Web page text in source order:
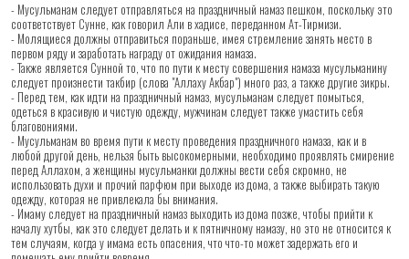
- Мусульманам следует отправляться на праздничный намаз пешком, поскольку это
соответствует Сунне, как говорил Али в хадисе, переданном Ат-Тирмизи.
- Молящиеся должны отправиться пораньше, имея стремление занять место в
первом ряду и заработать награду от ожидания намаза.
- Также является Сунной то, что по пути к месту совершения намаза мусульманину
следует произнести такбир (слова "Аллаху Акбар") много раз, а также другие зикры.
- Перед тем, как идти на праздничный намаз, мусульманам следует помыться,
одеться в красивую и чистую одежду, мужчинам следует также умастить себя
благовониями.
- Мусульманам во время пути к месту проведения праздничного намаза, как и в
любой другой день, нельзя быть высокомерными, необходимо проявлять смирение
перед Аллахом, а женщины мусульманки должны вести себя скромно, не
использовать духи и прочий парфюм при выходе из дома, а также выбирать такую
одежду, которая не привлекала бы внимания.
- Имаму следует на праздничный намаз выходить из дома позже, чтобы прийти к
началу хутбы, как это следует делать и к пятничному намазу, но это не относится к
тем случаям, когда у имама есть опасения, что что-то может задержать его и